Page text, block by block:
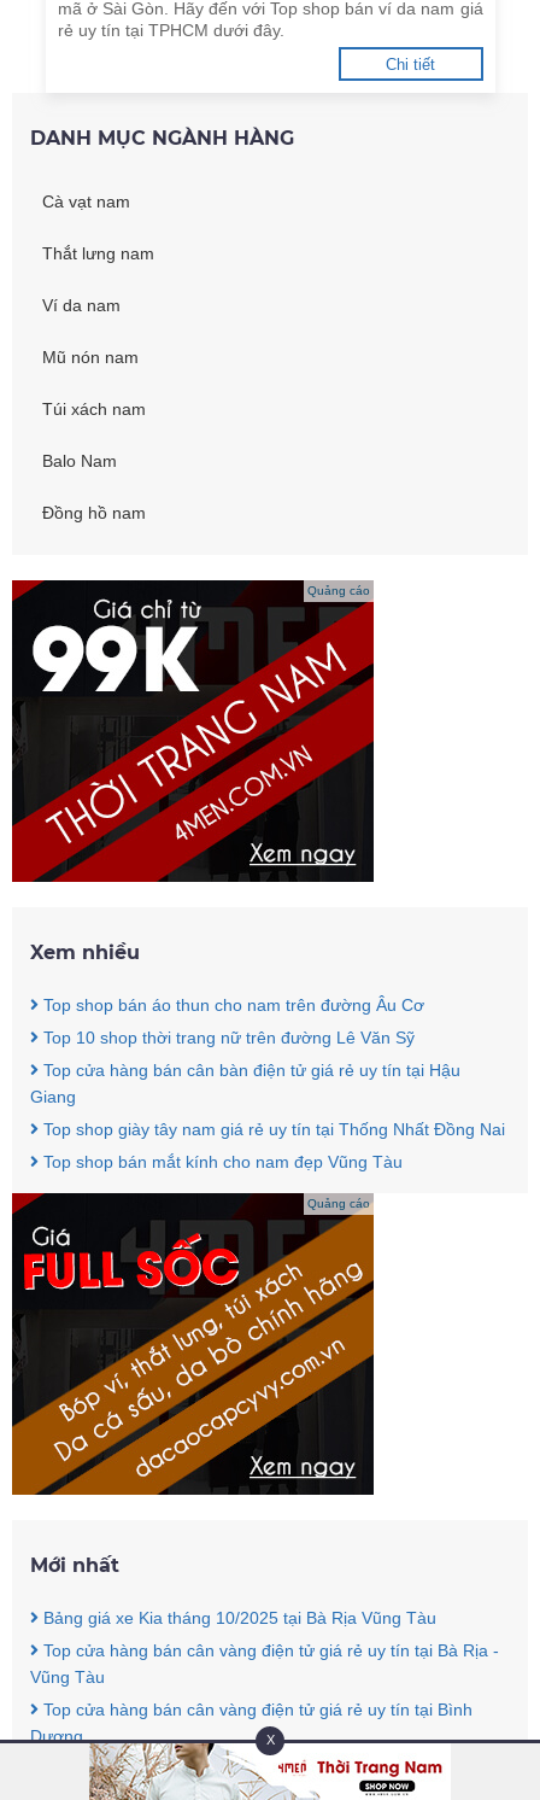
mã ở Sài Gòn. Hãy đến với Top shop bán ví da nam giá
rẻ uy tín tại TPHCM dưới đây.
Chi tiết
DANH MỤC NGÀNH HÀNG
Cà vạt nam
Thắt lưng nam
Ví da nam
Mũ nón nam
Túi xách nam
Balo Nam
Đồng hồ nam
Quảng cáo
Xem nhiều
Top shop bán áo thun cho nam trên đường Âu Cơ
Top 10 shop thời trang nữ trên đường Lê Văn Sỹ
Top cửa hàng bán cân bàn điện tử giá rẻ uy tín tại Hậu
Giang
Top shop giày tây nam giá rẻ uy tín tại Thống Nhất Đồng Nai
Top shop bán mắt kính cho nam đẹp Vũng Tàu
Quảng cáo
Mới nhất
Bảng giá xe Kia tháng 10/2025 tại Bà Rịa Vũng Tàu
Top cửa hàng bán cân vàng điện tử giá rẻ uy tín tại Bà Rịa -
Vũng Tàu
Top cửa hàng bán cân vàng điện tử giá rẻ uy tín tại Bình
Dương
Top cửa hàng bán cân vàng điện tử giá rẻ uy tín tại Đồng Nai
X